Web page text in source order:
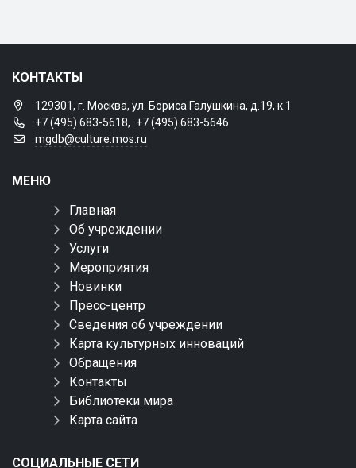
КОНТАКТЫ
129301, г. Москва, ул. Бориса Галушкина, д.19, к.1
+7 (495) 683-5618, +7 (495) 683-5646
mgdb@culture.mos.ru
МЕНЮ
Главная
Об учреждении
Услуги
Мероприятия
Новинки
Пресс-центр
Сведения об учреждении
Карта культурных инноваций
Обращения
Контакты
Библиотеки мира
Карта сайта
СОЦИАЛЬНЫЕ СЕТИ